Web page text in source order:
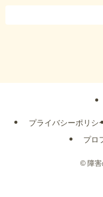
プライバシーポリシ
プロ
© 障